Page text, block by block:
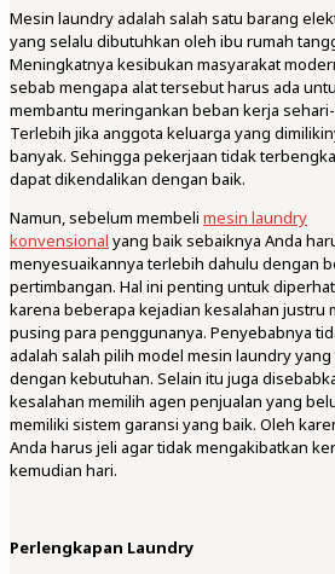
Mesin laundry adalah salah satu barang
yang selalu dibutuhkan oleh ibu rumah
Meningkatnya kesibukan masyarakat
sebab mengapa alat tersebut harus ada
membantu meringankan beban kerja
Terlebih jika anggota keluarga yang
banyak. Sehingga pekerjaan tidak
dapat dikendalikan dengan baik.
Namun, sebelum membeli mesin laundry
konvensional yang baik sebaiknya Anda
menyesuaikannya terlebih dahulu dengan
pertimbangan. Hal ini penting untuk
karena beberapa kejadian kesalahan justru
pusing para penggunanya. Penyebabnya
adalah salah pilih model mesin laundry yang
dengan kebutuhan. Selain itu juga
kesalahan memilih agen penjualan yang
memiliki sistem garansi yang baik. Oleh
Anda harus jeli agar tidak mengakibatkan
kemudian hari.
Perlengkapan Laundry